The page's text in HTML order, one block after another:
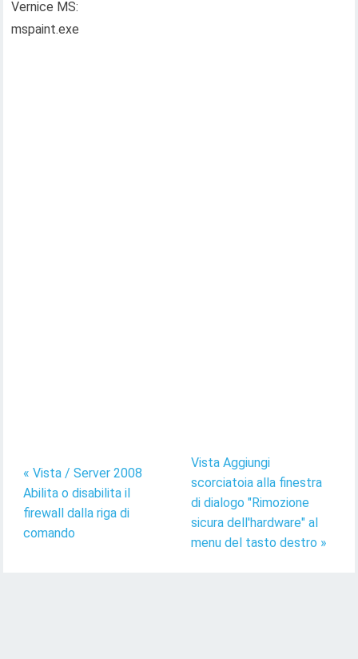
Vernice MS:
mspaint.exe
« Vista / Server 2008
Abilita o disabilita il
firewall dalla riga di
comando
Vista Aggiungi
scorciatoia alla finestra
di dialogo "Rimozione
sicura dell'hardware" al
menu del tasto destro »